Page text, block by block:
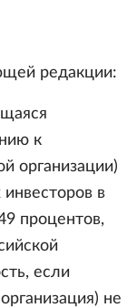
редакции:
к
организации)
в
процентов,
если
не